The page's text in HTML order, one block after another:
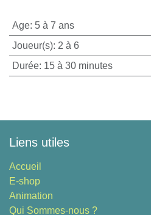
Age: 5 à 7 ans
Joueur(s): 2 à 6
Durée: 15 à 30 minutes
Liens utiles
Accueil
E-shop
Animation
Qui Sommes-nous ?